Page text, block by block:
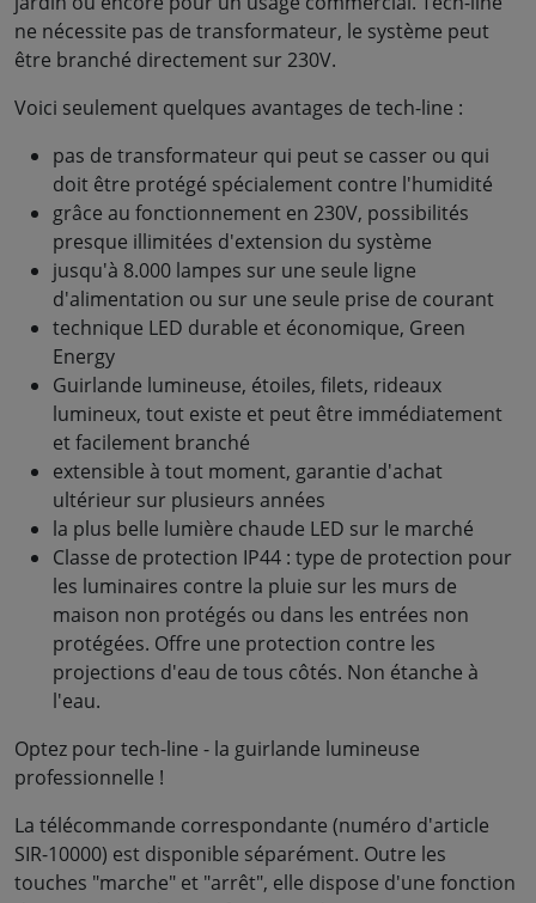
ne nécessite pas de transformateur, le système peut
être branché directement sur 230V.
Voici seulement quelques avantages de tech-line :
pas de transformateur qui peut se casser ou qui
doit être protégé spécialement contre l'humidité
grâce au fonctionnement en 230V, possibilités
presque illimitées d'extension du système
jusqu'à 8.000 lampes sur une seule ligne
d'alimentation ou sur une seule prise de courant
technique LED durable et économique, Green
Energy
Guirlande lumineuse, étoiles, filets, rideaux
lumineux, tout existe et peut être immédiatement
et facilement branché
extensible à tout moment, garantie d'achat
ultérieur sur plusieurs années
la plus belle lumière chaude LED sur le marché
Classe de protection IP44 : type de protection pour
les luminaires contre la pluie sur les murs de
maison non protégés ou dans les entrées non
protégées. Offre une protection contre les
projections d'eau de tous côtés. Non étanche à
l'eau.
Optez pour tech-line - la guirlande lumineuse
professionnelle !
La télécommande correspondante (numéro d'article
SIR-10000) est disponible séparément. Outre les
touches "marche" et "arrêt", elle dispose d'une fonction